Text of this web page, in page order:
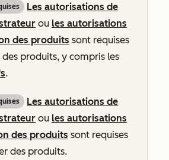
Les autorisations de
ou les autorisations
des produits sont requises
produits, y compris les
.
Les autorisations de
ou les autorisations
des produits sont requises
des produits.